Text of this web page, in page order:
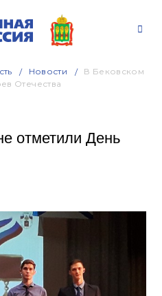
Новости
В Бековском
Отечества
отметили День